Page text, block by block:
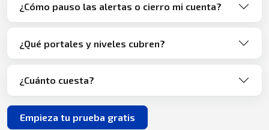
¿Cómo pauso las alertas o cierro mi cuenta?
¿Qué portales y niveles cubren?
¿Cuánto cuesta?
Empieza tu prueba gratis